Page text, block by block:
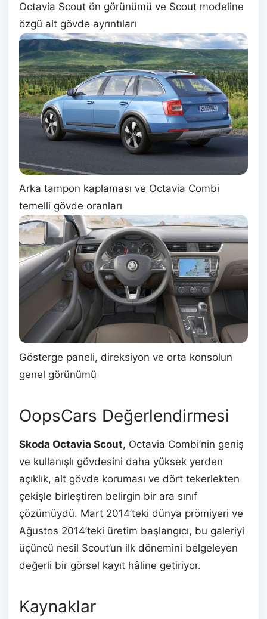
Octavia Scout ön görünümü ve Scout modeline
özgü alt gövde ayrıntıları
Arka tampon kaplaması ve Octavia Combi
temelli gövde oranları
Gösterge paneli, direksiyon ve orta konsolun
genel görünümü
OopsCars Değerlendirmesi
Skoda Octavia Scout, Octavia Combi’nin geniş
ve kullanışlı gövdesini daha yüksek yerden
açıklık, alt gövde koruması ve dört tekerlekten
çekişle birleştiren belirgin bir ara sınıf
çözümüydü. Mart 2014’teki dünya prömiyeri ve
Ağustos 2014’teki üretim başlangıcı, bu galeriyi
üçüncü nesil Scout’un ilk dönemini belgeleyen
değerli bir görsel kayıt hâline getiriyor.
Kaynaklar